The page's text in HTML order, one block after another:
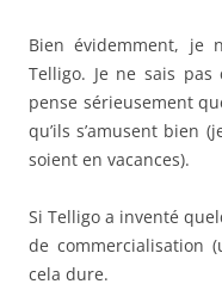
Bien évidemment, je
Telligo. Je ne sais
pense sérieusement
qu’ils s’amusent bien
soient en vacances).
Si Telligo a inventé
de commercialisation
cela dure.